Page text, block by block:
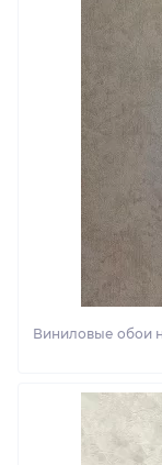
Виниловые обои